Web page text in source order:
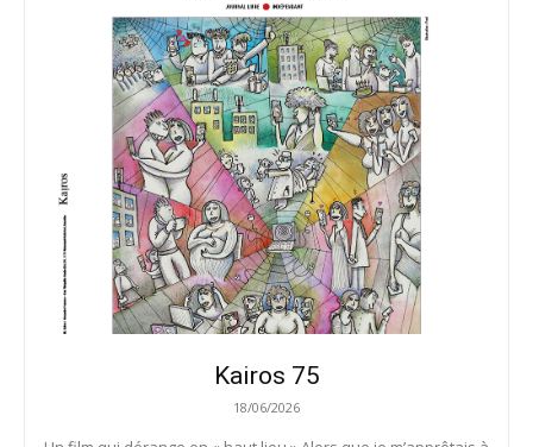
Kairos 75
18/06/2026